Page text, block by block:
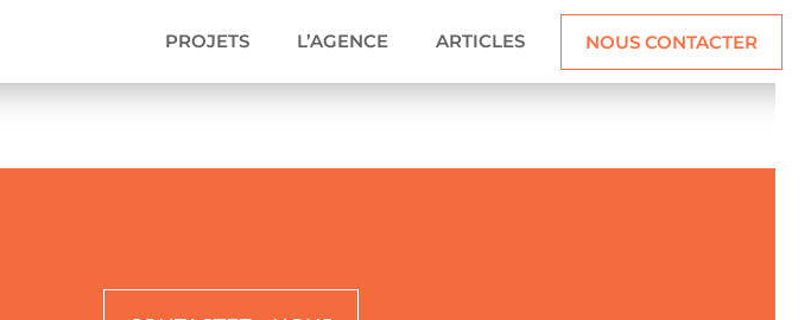
PROJETS L’AGENCE ARTICLES NOUS CONTACTER